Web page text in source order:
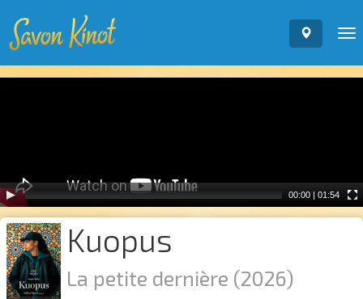
00:00 | 01:54
Kuopus
La petite dernière (2026)